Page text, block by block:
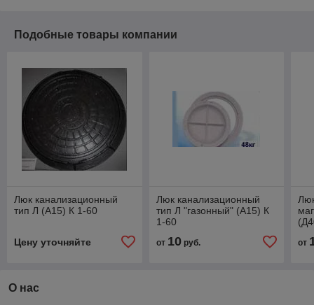
Подобные товары компании
Люк канализационный
тип Л (А15) К 1-60
Цену уточняйте
Люк канализационный
тип Л "газонный" (А15) К
1-60
от 10руб. от
О нас